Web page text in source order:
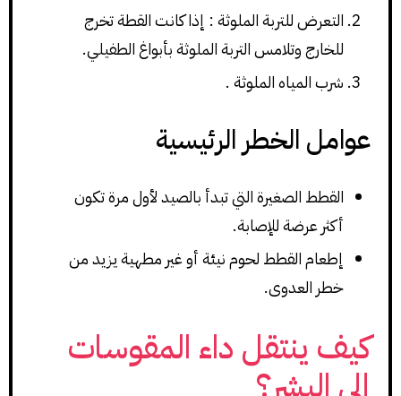
التعرض للتربة الملوثة : إذا كانت القطة تخرج
للخارج وتلامس التربة الملوثة بأبواغ الطفيلي.
شرب المياه الملوثة .
عوامل الخطر الرئيسية
القطط الصغيرة التي تبدأ بالصيد لأول مرة تكون
أكثر عرضة للإصابة.
إطعام القطط لحوم نيئة أو غير مطهية يزيد من
خطر العدوى.
كيف ينتقل داء المقوسات
إلى البشر؟